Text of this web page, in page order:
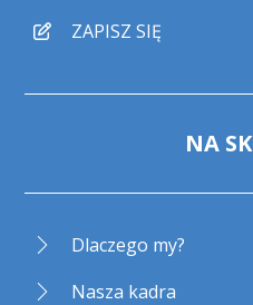
ZAPISZ SIĘ
NA
Dlaczego my?
Nasza kadra